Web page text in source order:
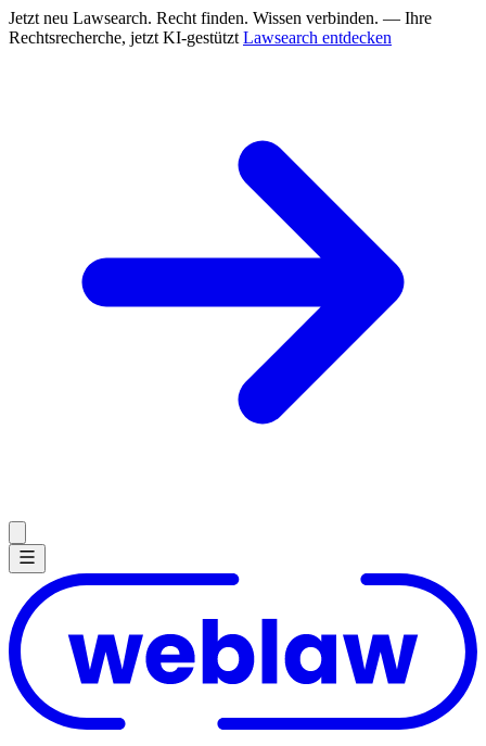
Jetzt neu Lawsearch. Recht finden. Wissen verbinden. — Ihre
Rechtsrecherche, jetzt KI-gestützt Lawsearch entdecken